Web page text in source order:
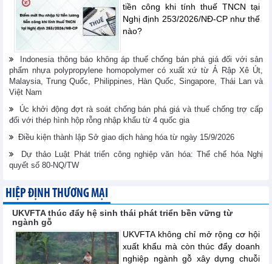
tiền công khi tính thuế TNCN tại
Nghị định 253/2026/NĐ-CP như thế
nào?
Indonesia thông báo không áp thuế chống bán phá giá đối với sản
phẩm nhựa polypropylene homopolymer có xuất xứ từ Ả Rập Xê Út,
Malaysia, Trung Quốc, Philippines, Hàn Quốc, Singapore, Thái Lan và
Việt Nam
Úc khởi động đợt rà soát chống bán phá giá và thuế chống trợ cấp
đối với thép hình hộp rỗng nhập khẩu từ 4 quốc gia
Điều kiện thành lập Sở giao dịch hàng hóa từ ngày 15/9/2026
Dự thảo Luật Phát triển công nghiệp văn hóa: Thể chế hóa Nghị
quyết số 80-NQ/TW
HIỆP ĐỊNH THƯƠNG MẠI
UKVFTA thúc đẩy hệ sinh thái phát triển bền vững từ
ngành gỗ
UKVFTA không chỉ mở rộng cơ hội
xuất khẩu mà còn thúc đẩy doanh
nghiệp ngành gỗ xây dựng chuỗi